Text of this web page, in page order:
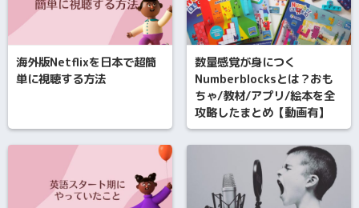
海外版Netflixを日本で超簡
単に視聴する方法
数量感覚が身につく
Numberblocksとは？おも
ちゃ/教材/アプリ/絵本を全
攻略したまとめ【動画有】